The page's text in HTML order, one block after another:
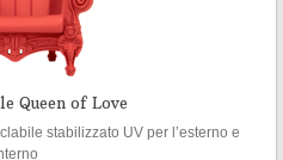
Queen of Love
stabilizzato UV per l’esterno e